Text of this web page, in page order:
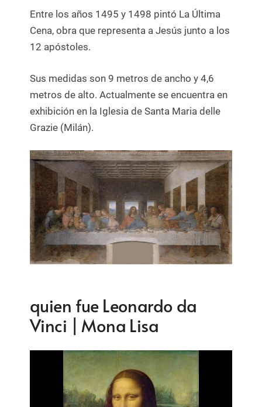
Entre los años 1495 y 1498 pintó La Última
Cena, obra que representa a Jesús junto a los
12 apóstoles.
Sus medidas son 9 metros de ancho y 4,6
metros de alto. Actualmente se encuentra en
exhibición en la Iglesia de Santa Maria delle
Grazie (Milán).
quien fue Leonardo da
Vinci | Mona Lisa